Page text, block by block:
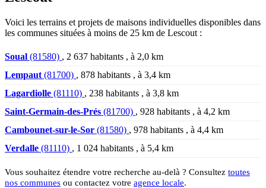
Voici les terrains et projets de maisons individuelles disponibles dans
les communes situées à moins de 25 km de Lescout :
Soual (81580) , 2 637 habitants , à 2,0 km
Lempaut (81700) , 878 habitants , à 3,4 km
Lagardiolle (81110) , 238 habitants , à 3,8 km
Saint-Germain-des-Prés (81700) , 928 habitants , à 4,2 km
Cambounet-sur-le-Sor (81580) , 978 habitants , à 4,4 km
Verdalle (81110) , 1 024 habitants , à 5,4 km
Vous souhaitez étendre votre recherche au-delà ? Consultez toutes
nos communes ou contactez votre agence locale.